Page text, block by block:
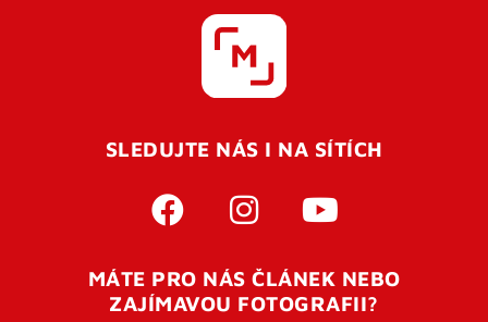
Pro úspěšné dokončení registrace je potřeba
vaší e-mailovouadresu. Po úspěšném odeslání
otevření tohoto odkazu se váš účet ověří a můžete se
přihlásit. Nezapomeňte zkontrolovat složku SPAM ve
SLEDUJTE NÁS I NA SÍTÍCH
MÁTE PRO NÁS ČLÁNEK NEBO
ZAJÍMAVOU FOTOGRAFII?